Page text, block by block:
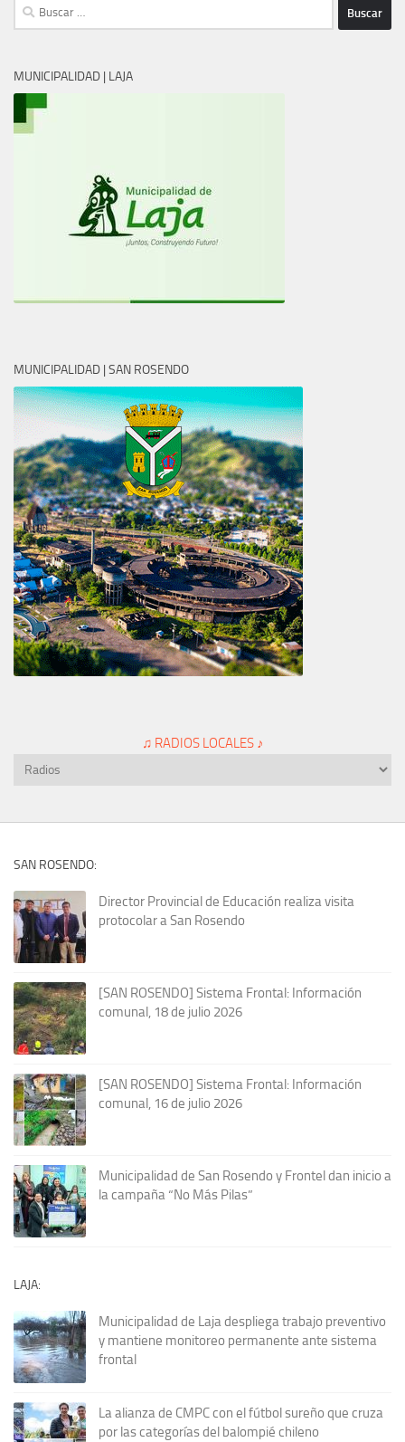
Buscar:
MUNICIPALIDAD | LAJA
MUNICIPALIDAD | SAN ROSENDO
♫ RADIOS LOCALES ♪
SAN ROSENDO:
Director Provincial de Educación realiza visita
protocolar a San Rosendo
[SAN ROSENDO] Sistema Frontal: Información
comunal, 18 de julio 2026
[SAN ROSENDO] Sistema Frontal: Información
comunal, 16 de julio 2026
Municipalidad de San Rosendo y Frontel dan inicio a
la campaña “No Más Pilas”
LAJA:
Municipalidad de Laja despliega trabajo preventivo
y mantiene monitoreo permanente ante sistema
frontal
La alianza de CMPC con el fútbol sureño que cruza
por las categorías del balompié chileno